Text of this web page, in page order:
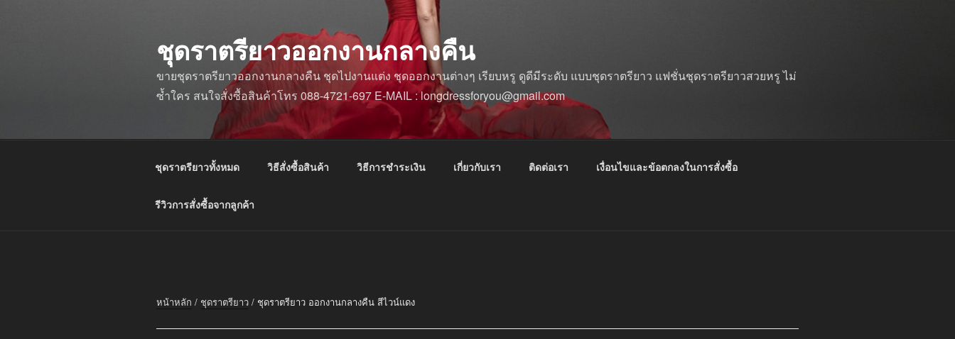
ชุดราตรียาวออกงานกลางคืน
ขายชุดราตรียาวออกงานกลางคืน ชุดไปงานแต่ง ชุดออกงานต่างๆ เรียบหรู ดูดีมีระดับ แบบชุดราตรียาว แฟชั่นชุดราตรียาวสวยหรู ไม่
ซ้ำใคร สนใจสั่งซื้อสินค้าโทร 088-4721-697 E-MAIL : longdressforyou@gmail.com
ชุดราตรียาวทั้งหมด วิธีสั่งซื้อสินค้า วิธีการชำระเงิน เกี่ยวกับเรา ติดต่อเรา เงื่อนไขและข้อตกลงในการสั่งซื้อ
รีวิวการสั่งซื้อจากลูกค้า
หน้าหลัก / ชุดราตรียาว / ชุดราตรียาว ออกงานกลางคืน สีไวน์แดง